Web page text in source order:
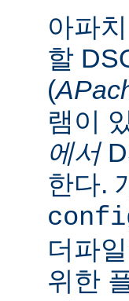
아파
할
(
램이
에서
한다.
더파
위한